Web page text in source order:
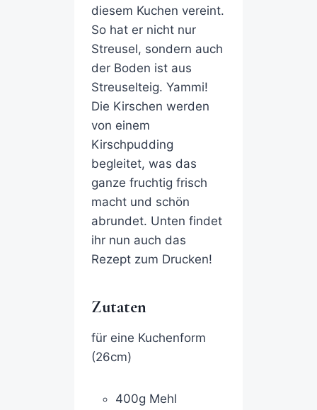
diesem Kuchen vereint.
So hat er nicht nur
Streusel, sondern auch
der Boden ist aus
Streuselteig. Yammi!
Die Kirschen werden
von einem
Kirschpudding
begleitet, was das
ganze fruchtig frisch
macht und schön
abrundet. Unten findet
ihr nun auch das
Rezept zum Drucken!
Zutaten
für eine Kuchenform
(26cm)
400g Mehl